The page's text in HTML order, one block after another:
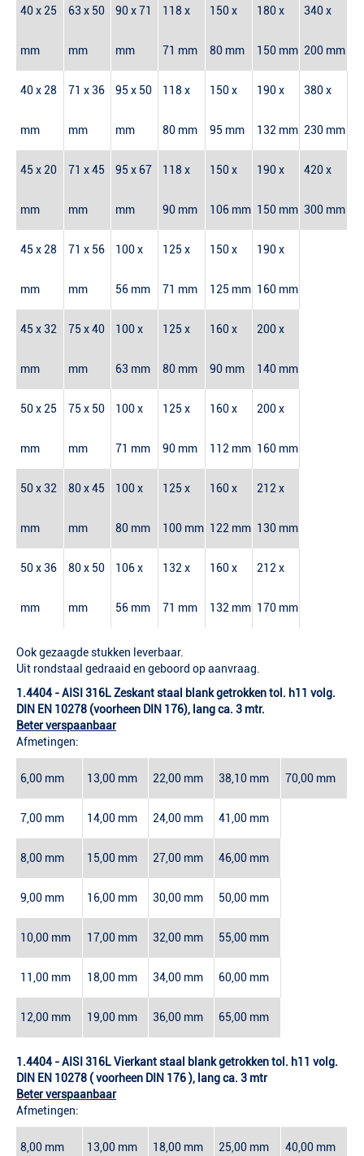
40 x 25
mm
63 x 50
mm
90 x 71
mm
118 x
71 mm
150 x
80 mm
180 x
150 mm
340 x
200 mm
40 x 28
mm
71 x 36
mm
95 x 50
mm
118 x
80 mm
150 x
95 mm
190 x
132 mm
380 x
230 mm
45 x 20
mm
71 x 45
mm
95 x 67
mm
118 x
90 mm
150 x
106 mm
190 x
150 mm
420 x
300 mm
45 x 28
mm
71 x 56
mm
100 x
56 mm
125 x
71 mm
150 x
125 mm
190 x
160 mm
45 x 32
mm
75 x 40
mm
100 x
63 mm
125 x
80 mm
160 x
90 mm
200 x
140 mm
50 x 25
mm
75 x 50
mm
100 x
71 mm
125 x
90 mm
160 x
112 mm
200 x
160 mm
50 x 32
mm
80 x 45
mm
100 x
80 mm
125 x
100 mm
160 x
122 mm
212 x
130 mm
50 x 36
mm
80 x 50
mm
106 x
56 mm
132 x
71 mm
160 x
132 mm
212 x
170 mm
Ook gezaagde stukken leverbaar.
Uit rondstaal gedraaid en geboord op aanvraag.
1.4404 - AISI 316L Zeskant staal blank getrokken tol. h11 volg.
DIN EN 10278 (voorheen DIN 176), lang ca. 3 mtr.
Beter verspaanbaar
Afmetingen:
6,00 mm 13,00 mm 22,00 mm 38,10 mm 70,00 mm
7,00 mm 14,00 mm 24,00 mm 41,00 mm
8,00 mm 15,00 mm 27,00 mm 46,00 mm
9,00 mm 16,00 mm 30,00 mm 50,00 mm
10,00 mm 17,00 mm 32,00 mm 55,00 mm
11,00 mm 18,00 mm 34,00 mm 60,00 mm
12,00 mm 19,00 mm 36,00 mm 65,00 mm
1.4404 - AISI 316L Vierkant staal blank getrokken tol. h11 volg.
DIN EN 10278 ( voorheen DIN 176 ), lang ca. 3 mtr
Beter verspaanbaar
Afmetingen:
8,00 mm 13,00 mm 18,00 mm 25,00 mm 40,00 mm